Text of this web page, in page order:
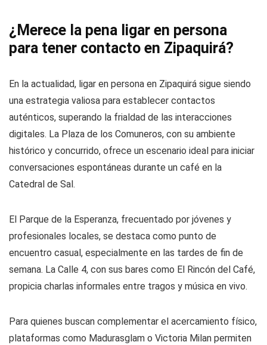
¿Merece la pena ligar en persona
para tener contacto en Zipaquirá?
En la actualidad, ligar en persona en Zipaquirá sigue siendo
una estrategia valiosa para establecer contactos
auténticos, superando la frialdad de las interacciones
digitales. La Plaza de los Comuneros, con su ambiente
histórico y concurrido, ofrece un escenario ideal para iniciar
conversaciones espontáneas durante un café en la
Catedral de Sal.
El Parque de la Esperanza, frecuentado por jóvenes y
profesionales locales, se destaca como punto de
encuentro casual, especialmente en las tardes de fin de
semana. La Calle 4, con sus bares como El Rincón del Café,
propicia charlas informales entre tragos y música en vivo.
Para quienes buscan complementar el acercamiento físico,
plataformas como Madurasglam o Victoria Milan permiten